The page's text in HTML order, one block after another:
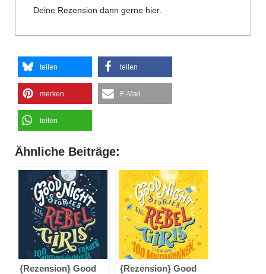
Deine Rezension dann gerne hier.
teilen teilen
merken E-Mail
teilen
Ähnliche Beiträge:
{Rezension} Good
{Rezension} Good